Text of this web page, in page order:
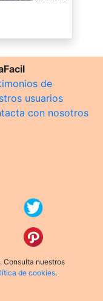
de
usuarios
con nosotros
Consulta nuestros
de cookies.